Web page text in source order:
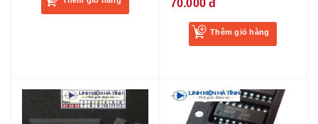
70.000 đ
Thêm giỏ hàng